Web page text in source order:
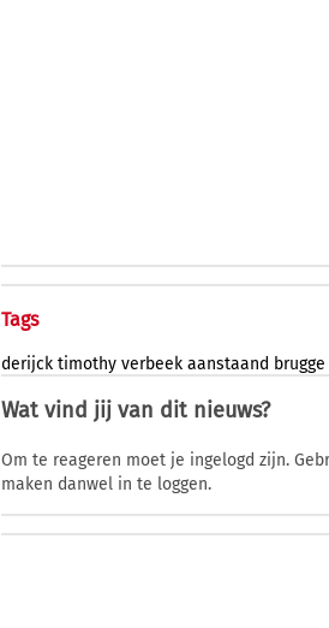
Tags
derijck timothy verbeek aanstaand brugge
Wat vind jij van dit nieuws?
Om te reageren moet je ingelogd zijn.
maken danwel in te loggen.